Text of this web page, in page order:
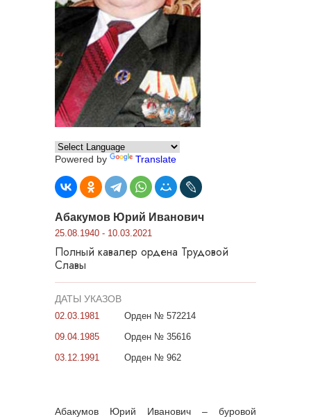
Powered by Translate
Абакумов Юрий Иванович
25.08.1940 - 10.03.2021
Полный кавалер ордена Трудовой
Славы
ДАТЫ УКАЗОВ
02.03.1981
Орден № 572214
09.04.1985
Орден № 35616
03.12.1991
Орден № 962
Абакумов Юрий Иванович – буровой